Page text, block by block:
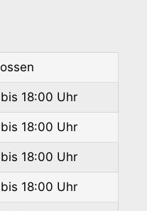
18:00 Uhr
18:00 Uhr
18:00 Uhr
18:00 Uhr